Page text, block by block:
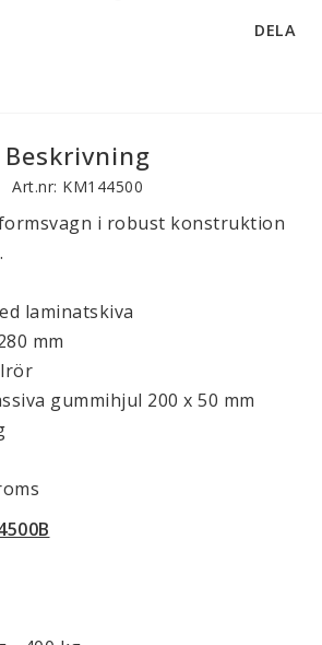
DELA
Beskrivning
Art.nr: KM144500
i robust konstruktion
laminatskiva
mm
gummihjul 200 x 50 mm